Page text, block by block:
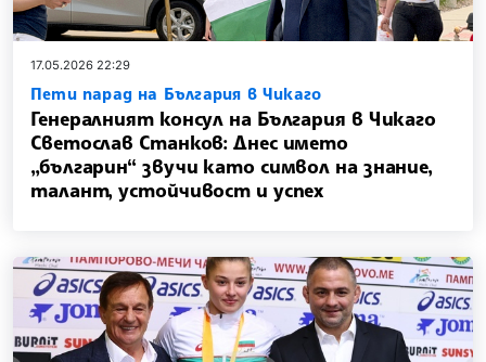
17.05.2026 22:29
Пети парад на България в Чикаго
Генералният консул на България в Чикаго
Светослав Станков: Днес името
„българин“ звучи като символ на знание,
талант, устойчивост и успех